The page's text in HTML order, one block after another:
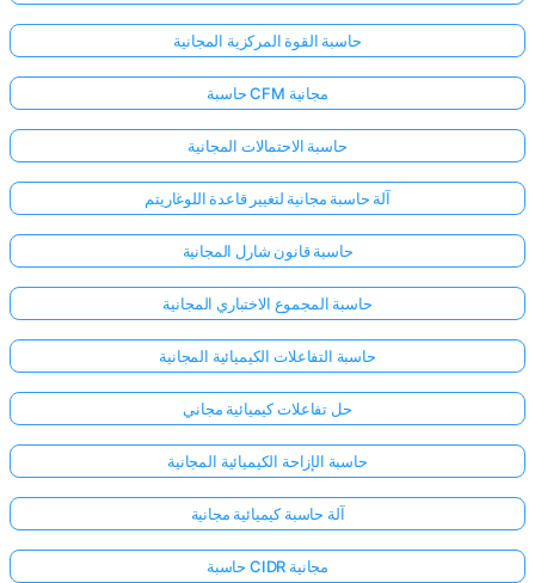
حاسبة القوة المركزية المجانية
حاسبة CFM مجانية
حاسبة الاحتمالات المجانية
آلة حاسبة مجانية لتغيير قاعدة اللوغاريتم
حاسبة قانون شارل المجانية
حاسبة المجموع الاختباري المجانية
حاسبة التفاعلات الكيميائية المجانية
حل تفاعلات كيميائية مجاني
حاسبة الإزاحة الكيميائية المجانية
آلة حاسبة كيميائية مجانية
حاسبة CIDR مجانية